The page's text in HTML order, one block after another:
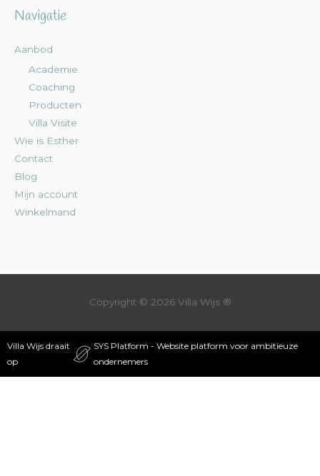
Navigatie
Aanbod
Academie
Coaching
Producten
Villa Visite
Wie is Esther
Contact
Blog
Mijn account
Winkelmand
Copyright © 2026 Villa Wijs®
Villa Wijs draait
op
SYS Platform - Website platform voor ambitieuze
ondernemers